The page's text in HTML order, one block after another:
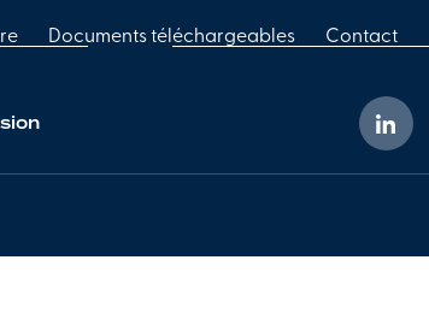
Documents téléchargeables Contact